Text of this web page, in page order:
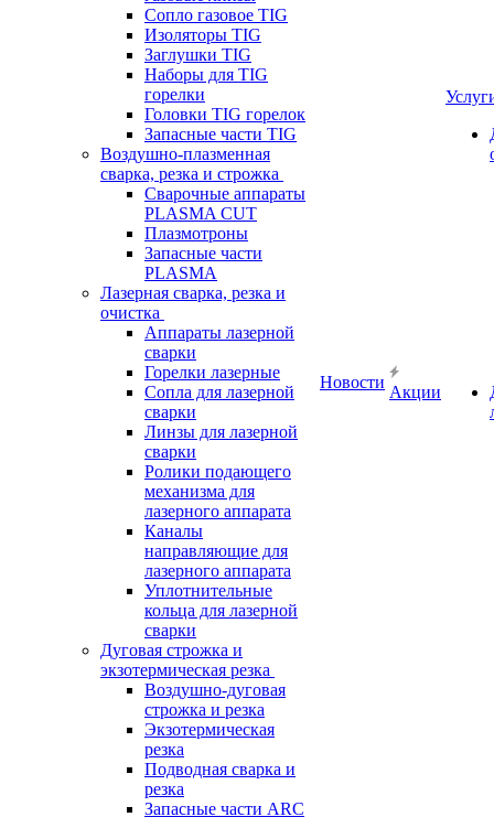
Сопло газовое TIG
Изоляторы TIG
Заглушки TIG
Наборы для TIG
горелки
Головки TIG горелок
Запасные части TIG
Воздушно-плазменная
сварка, резка и строжка
Сварочные аппараты
PLASMA CUT
Плазмотроны
Запасные части
PLASMA
Лазерная сварка, резка и
очистка
Аппараты лазерной
сварки
Горелки лазерные
Сопла для лазерной
сварки
Линзы для лазерной
сварки
Ролики подающего
механизма для
лазерного аппарата
Каналы
направляющие для
лазерного аппарата
Уплотнительные
кольца для лазерной
сварки
Дуговая строжка и
экзотермическая резка
Воздушно-дуговая
строжка и резка
Экзотермическая
резка
Подводная сварка и
резка
Запасные части ARC
Новости
Акции